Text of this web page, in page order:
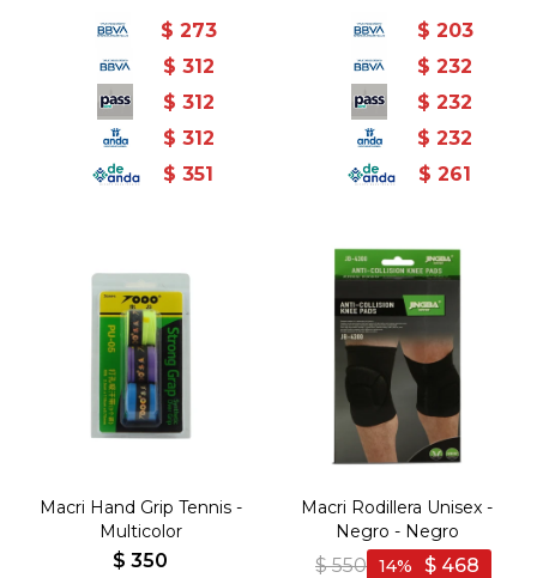
$ 273
$ 312
$ 312
$ 312
$ 351
$ 203
$ 232
$ 232
$ 232
$ 261
Macri Hand Grip Tennis -
Multicolor
$ 350
Macri Rodillera Unisex -
Negro - Negro
$ 550 $ 468
14